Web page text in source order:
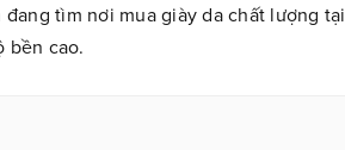
tìm nơi mua giày da chất lượng tại
bền cao.